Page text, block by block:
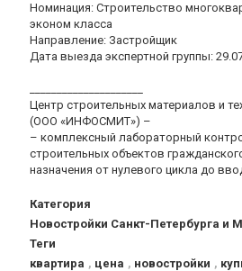
Номинация: Строительство
эконом класса
Направление: Застройщик
Дата выезда экспертной группы:
Центр строительных материалов и
(ООО «ИНФОСМИТ») –
– комплексный лабораторный
строительных объектов
назначения от нулевого цикла до
Категория
Новостройки Санкт-Петербурга и
Теги
квартира , цена , новостройки ,